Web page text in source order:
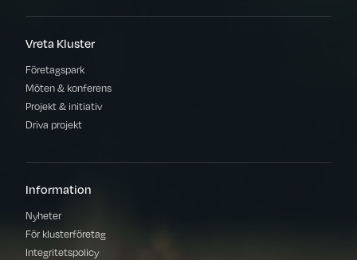
Vreta Kluster
Företagspark
Möten & konferens
Projekt & initiativ
Driva projekt
Information
Nyheter
För klusterföretag
Integritetspolicy